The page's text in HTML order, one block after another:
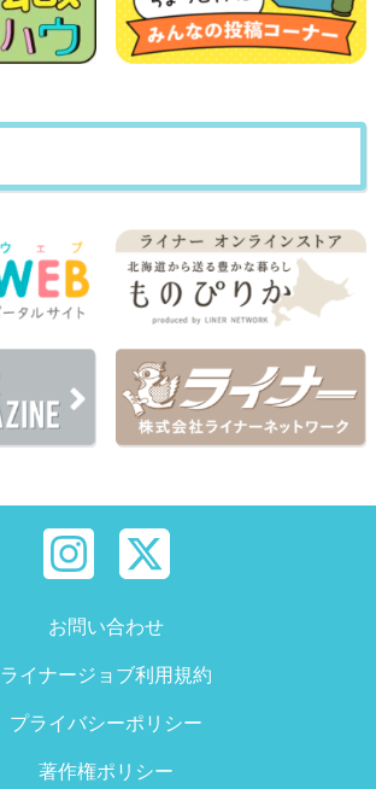
お問い合わせ
ライナージョブ利用規約
プライバシーポリシー
著作権ポリシー